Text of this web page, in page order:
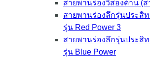
สายพานร่องวีสองด้าน (
สายพานร่องลึกรุ่นประสิ
รุ่น Red Power 3
สายพานร่องลึกรุ่นประสิ
รุ่น Blue Power